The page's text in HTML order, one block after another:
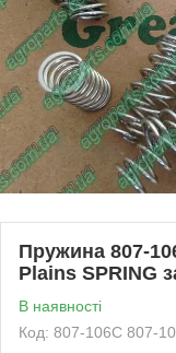
Пружина 807-
Plains SPRING
В наявності
Код: 807-106С 807-